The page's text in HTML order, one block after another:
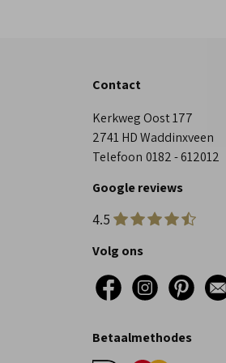
Contact
Kerkweg Oost 177
2741 HD Waddinxveen
Telefoon 0182 - 612012
Google reviews
4.5
Volg ons
Betaalmethodes